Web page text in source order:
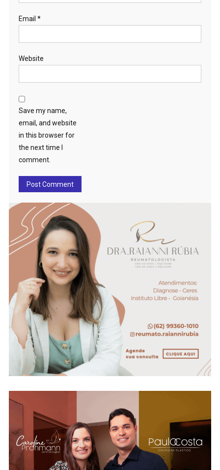
Email *
Website
Save my name,
email, and website
in this browser for
the next time I
comment.